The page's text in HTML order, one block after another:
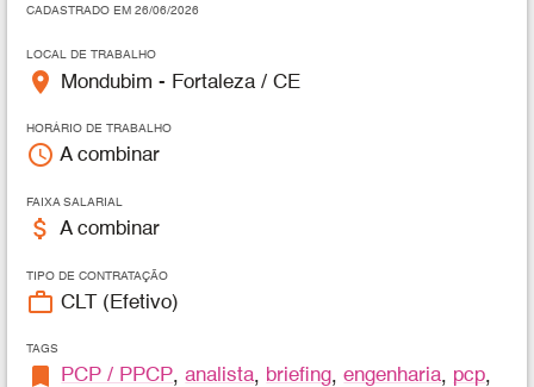
CADASTRADO EM 26/06/2026
LOCAL DE TRABALHO
place Mondubim - Fortaleza / CE
HORÁRIO DE TRABALHO
access_time A combinar
FAIXA SALARIAL
attach_money A combinar
TIPO DE CONTRATAÇÃO
work_outline CLT (Efetivo)
TAGS
bookmark PCP / PPCP,analista, briefing,engenharia, pcp,